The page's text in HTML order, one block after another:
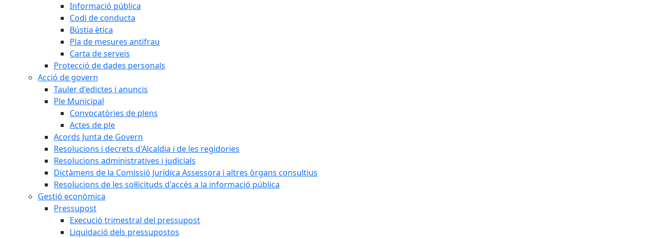
Informació pública
Codi de conducta
Bústia ètica
Pla de mesures antifrau
Carta de serveis
Protecció de dades personals
Acció de govern
Tauler d'edictes i anuncis
Ple Municipal
Convocatòries de plens
Actes de ple
Acords Junta de Govern
Resolucions i decrets d'Alcaldia i de les regidories
Resolucions administratives i judicials
Dictàmens de la Comissió Jurídica Assessora i altres òrgans consultius
Resolucions de les sol·licituds d'accés a la informació pública
Gestió econòmica
Pressupost
Execució trimestral del pressupost
Liquidació dels pressupostos